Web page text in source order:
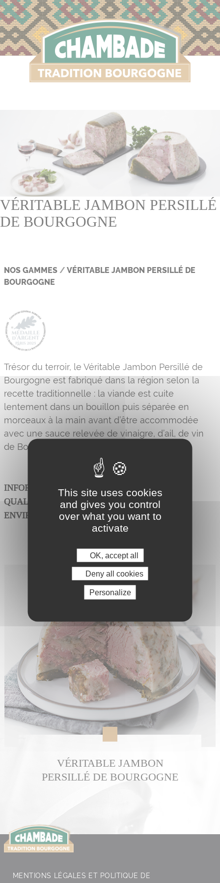
VÉRITABLE JAMBON PERSILLÉ
DE BOURGOGNE
NOS GAMMES/ VÉRITABLE JAMBON PERSILLÉ DE
BOURGOGNE
Trésor du terroir, le Véritable Jambon Persillé de
Bourgogne est fabriqué dans la région selon la
recette traditionnelle : la viande est cuite
lentement dans un bouillon puis séparée en
morceaux à la main avant d’être accommodée
avec une sauce relevée de vinaigre, d’ail, de vin
de Bourgogne Aligoté et de persil.
INFORMATION PRODUIT RELATIVE AUX
QUALITÉS ET CARACTÉRISTIQUES
ENVIRONNEMENTALES : Néant
VÉRITABLE JAMBON
PERSILLÉ DE BOURGOGNE
MENTIONS LÉGALES ET POLITIQUE DE
This site uses cookies
and gives you control
over what you want to
activate
OK, accept all
Deny all cookies
Personalize